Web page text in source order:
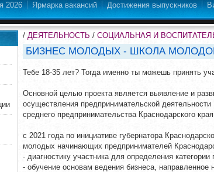
2026 Ярмарка вакансий Достижения выпускников
/ ДЕЯТЕЛЬНОСТЬ / СОЦИАЛЬНАЯ И
БИЗНЕС МОЛОДЫХ - ШКОЛА
Тебе 18-35 лет? Тогда именно ты можешь принять
Основной целью проекта является выявление и
осуществления предпринимательской
среднего предпринимательства Краснодарского
с 2021 года по инициативе губернатора
молодых начинающих предпринимателей
- диагностику участника для определения
- обучение основам ведения бизнеса, направленное